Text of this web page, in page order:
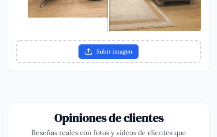
Subir imagen
Opiniones de clientes
Reseñas reales con fotos y videos de clientes que